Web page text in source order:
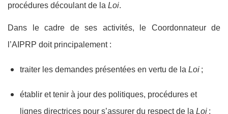
procédures découlant de la Loi.
Dans le cadre de ses activités, le Coordonnateur de
l’AIPRP doit principalement :
traiter les demandes présentées en vertu de la Loi ;
établir et tenir à jour des politiques, procédures et
lignes directrices pour s’assurer du respect de la Loi ;